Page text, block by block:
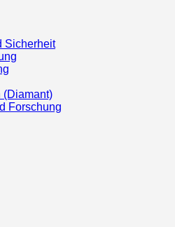
Sicherheit
(Diamant)
Forschung